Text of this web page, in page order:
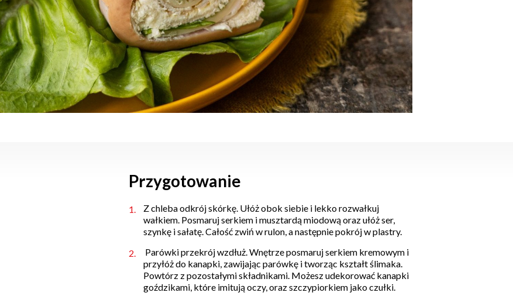
Przygotowanie
Z chleba odkrój skórkę. Ułóż obok siebie i lekko rozwałkuj
wałkiem. Posmaruj serkiem i musztardą miodową oraz ułóż ser,
szynkę i sałatę. Całość zwiń w rulon, a następnie pokrój w plastry.
Parówki przekrój wzdłuż. Wnętrze posmaruj serkiem kremowym i
przyłóż do kanapki, zawijając parówkę i tworząc kształt ślimaka.
Powtórz z pozostałymi składnikami. Możesz udekorować kanapki
goździkami, które imitują oczy, oraz szczypiorkiem jako czułki.